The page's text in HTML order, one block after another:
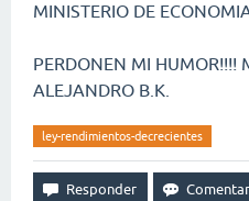
MINISTERIO DE
PERDONEN MI HUMOR!!!!
ALEJANDRO B.K.
ley-rendimientos-decrecientes